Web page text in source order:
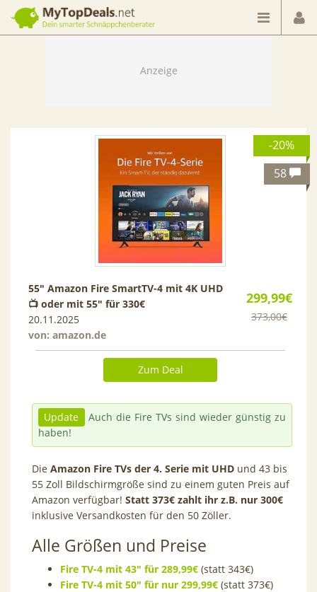
Dein smarter Schnäppchenberater
-20%
58
299,99€
373,00€
55″ Amazon Fire SmartTV-4 mit 4K UHD
📺 oder mit 55″ für 330€
20.11.2025
von: amazon.de
Zum Deal
Update
Auch die Fire TVs sind wieder günstig zu
haben!
Die Amazon Fire TVs der 4. Serie mit UHD und 43 bis
55 Zoll Bildschirmgröße sind zu einem guten Preis auf
Amazon verfügbar! Statt 373€ zahlt ihr z.B. nur 300€
inklusive Versandkosten für den 50 Zöller.
Alle Größen und Preise
Fire TV-4 mit 43″ für 289,99€ (statt 343€)
Fire TV-4 mit 50″ für nur 299,99€ (statt 373€)